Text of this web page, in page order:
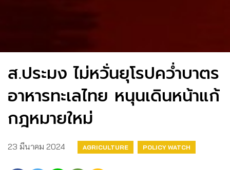
ส.ประมง ไม่หวั่นยุโรปคว่ำบาตร
อาหารทะเลไทย หนุนเดินหน้าแก้
กฎหมายใหม่
23 มีนาคม 2024 AGRICULTURE POLICY WATCH